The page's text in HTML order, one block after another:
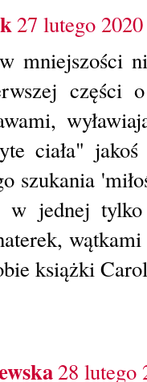
27 lutego
mniejszości
części
ciała"
szukania
w jednej
wątkami
książki
28 lutego